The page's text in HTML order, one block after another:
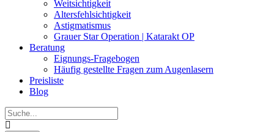
Weitsichtigkeit
Altersfehlsichtigkeit
Astigmatismus
Grauer Star Operation | Katarakt OP
Beratung
Eignungs-Fragebogen
Häufig gestellte Fragen zum Augenlasern
Preisliste
Blog